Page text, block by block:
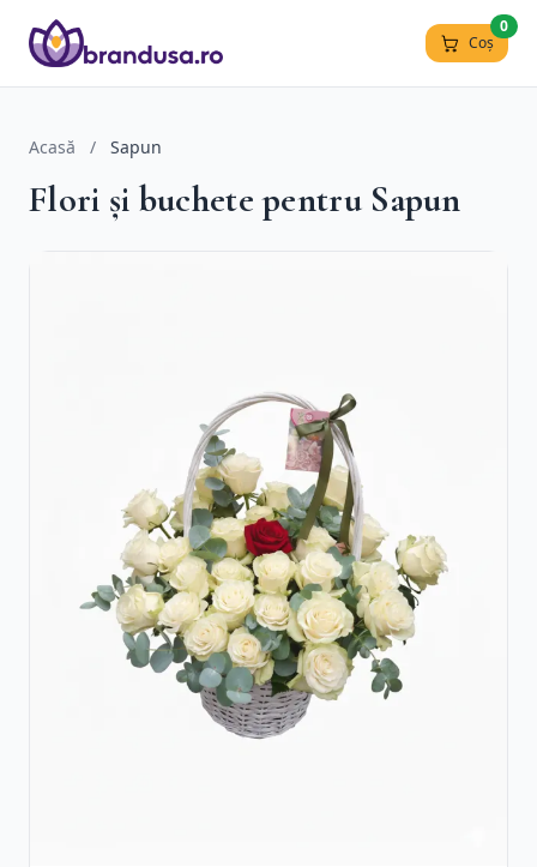
Coș
0
Acasă / Sapun
Flori și buchete pentru Sapun